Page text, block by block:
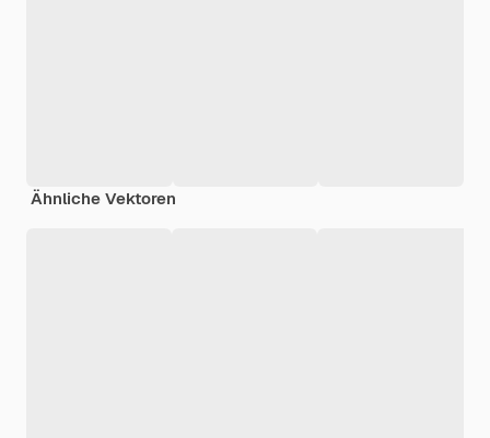
Ähnliche Vektoren